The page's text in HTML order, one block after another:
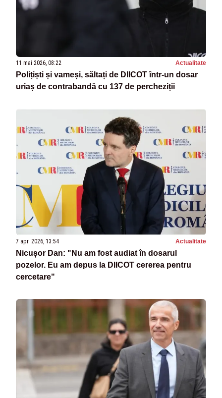
11 mai 2026, 08:22 Actualitate
Polițiști și vameși, săltați de DIICOT într-un dosar
uriaș de contrabandă cu 137 de percheziții
7 apr. 2026, 13:54 Actualitate
Nicușor Dan: "Nu am fost audiat în dosarul
pozelor. Eu am depus la DIICOT cererea pentru
cercetare"